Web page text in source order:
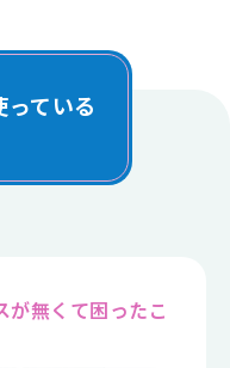
っている
が無くて困ったこ